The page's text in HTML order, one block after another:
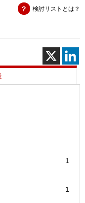
ネ
4．
3-
10（J
個
検討リストとは？
1
1